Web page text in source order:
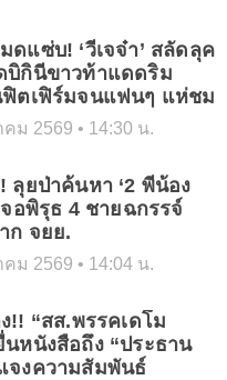
ดแซ่บ! ‘วีเจจ๋า’ สลัดลุค
บิกินีขาวท้าแดดริม
ฟิตเฟิร์มจนแฟนๆ แห่ชม
คม 2569 14:30 น.
ลุยป่าค้นหา ‘2 พี่น้อง
จอพิรุธ 4 ชายฉกรรจ์
ก จยย.
คม 2569 14:04 น.
!! “สส.พรรคเดโม
หนังสือถึง “ประธาน
จงความสัมพันธ์